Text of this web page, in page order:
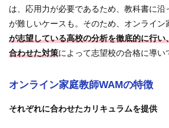
は、応用力が必要であるため、教科書に
が難しいケースも。そのため、オンライン
が志望している高校の分析を徹底的に行い
合わせた対策によって志望校の合格に導い
オンライン家庭教師WAMの特徴
それぞれに合わせたカリキュラムを提供